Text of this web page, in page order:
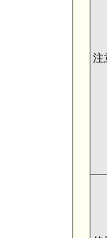
注